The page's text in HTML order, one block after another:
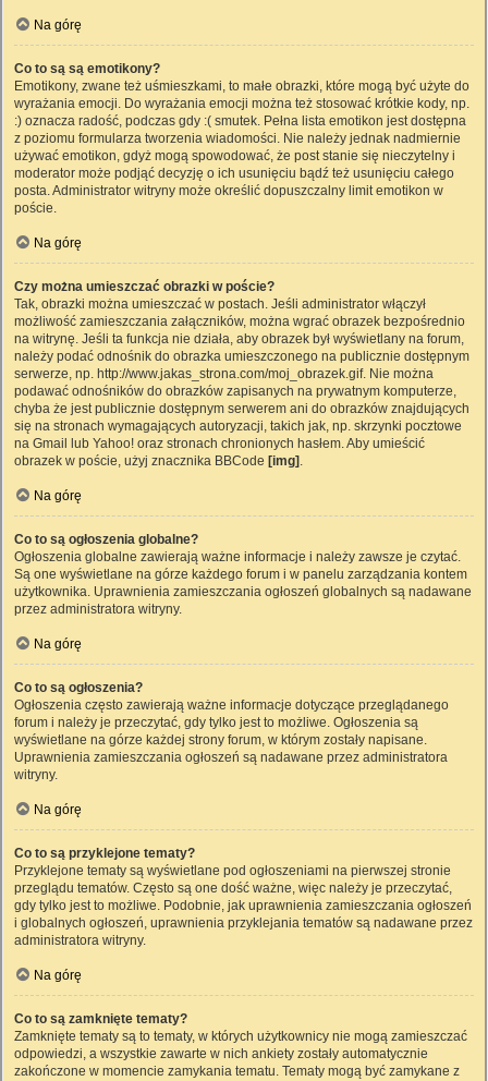
Na górę
Co to są są emotikony?
Emotikony, zwane też uśmieszkami, to małe obrazki, które mogą być użyte do
wyrażania emocji. Do wyrażania emocji można też stosować krótkie kody, np.
:) oznacza radość, podczas gdy :( smutek. Pełna lista emotikon jest dostępna
z poziomu formularza tworzenia wiadomości. Nie należy jednak nadmiernie
używać emotikon, gdyż mogą spowodować, że post stanie się nieczytelny i
moderator może podjąć decyzję o ich usunięciu bądź też usunięciu całego
posta. Administrator witryny może określić dopuszczalny limit emotikon w
poście.
Na górę
Czy można umieszczać obrazki w poście?
Tak, obrazki można umieszczać w postach. Jeśli administrator włączył
możliwość zamieszczania załączników, można wgrać obrazek bezpośrednio
na witrynę. Jeśli ta funkcja nie działa, aby obrazek był wyświetlany na forum,
należy podać odnośnik do obrazka umieszczonego na publicznie dostępnym
serwerze, np. http://www.jakas_strona.com/moj_obrazek.gif. Nie można
podawać odnośników do obrazków zapisanych na prywatnym komputerze,
chyba że jest publicznie dostępnym serwerem ani do obrazków znajdujących
się na stronach wymagających autoryzacji, takich jak, np. skrzynki pocztowe
na Gmail lub Yahoo! oraz stronach chronionych hasłem. Aby umieścić
obrazek w poście, użyj znacznika BBCode [img] .
Na górę
Co to są ogłoszenia globalne?
Ogłoszenia globalne zawierają ważne informacje i należy zawsze je czytać.
Są one wyświetlane na górze każdego forum i w panelu zarządzania kontem
użytkownika. Uprawnienia zamieszczania ogłoszeń globalnych są nadawane
przez administratora witryny.
Na górę
Co to są ogłoszenia?
Ogłoszenia często zawierają ważne informacje dotyczące przeglądanego
forum i należy je przeczytać, gdy tylko jest to możliwe. Ogłoszenia są
wyświetlane na górze każdej strony forum, w którym zostały napisane.
Uprawnienia zamieszczania ogłoszeń są nadawane przez administratora
witryny.
Na górę
Co to są przyklejone tematy?
Przyklejone tematy są wyświetlane pod ogłoszeniami na pierwszej stronie
przeglądu tematów. Często są one dość ważne, więc należy je przeczytać,
gdy tylko jest to możliwe. Podobnie, jak uprawnienia zamieszczania ogłoszeń
i globalnych ogłoszeń, uprawnienia przyklejania tematów są nadawane przez
administratora witryny.
Na górę
Co to są zamknięte tematy?
Zamknięte tematy są to tematy, w których użytkownicy nie mogą zamieszczać
odpowiedzi, a wszystkie zawarte w nich ankiety zostały automatycznie
zakończone w momencie zamykania tematu. Tematy mogą być zamykane z